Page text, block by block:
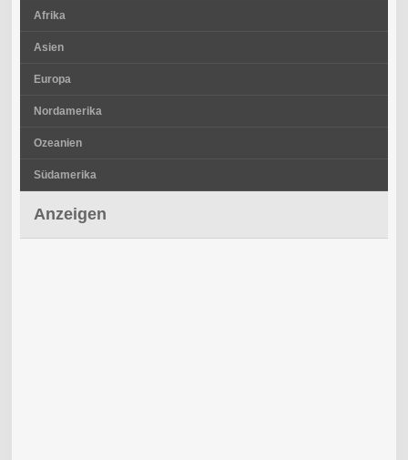
Afrika
Asien
Europa
Nordamerika
Ozeanien
Südamerika
Anzeigen